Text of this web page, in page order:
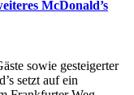
McDonald’s
sowie gesteigerter
setzt auf ein